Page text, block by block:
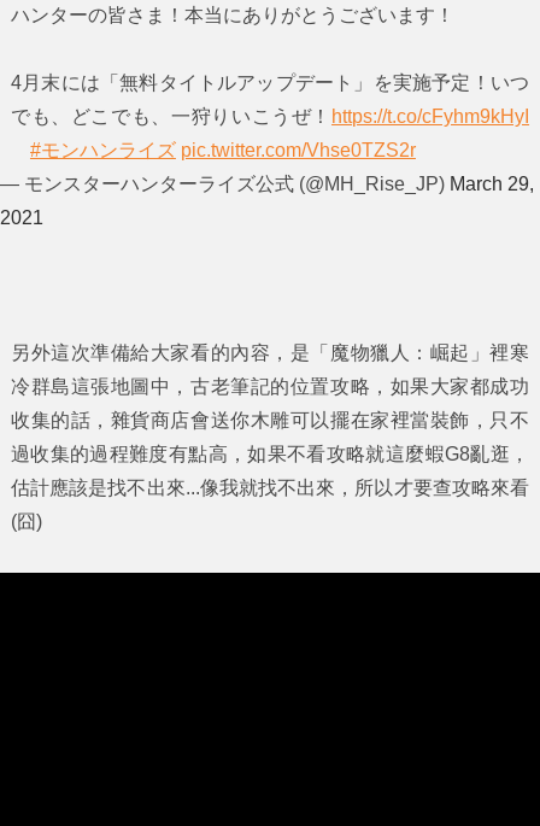
ハンターの皆さま！本当にありがとうございます！
4月末には「無料タイトルアップデート」を実施予定！いつ
でも、どこでも、一狩りいこうぜ！ https://t.co/cFyhm9kHyI
#モンハンライズ pic.twitter.com/Vhse0TZS2r
— モンスターハンターライズ公式 (@MH_Rise_JP) March 29,
2021
另外這次準備給大家看的內容，是「魔物獵人：崛起」裡寒
冷群島這張地圖中，古老筆記的位置攻略，如果大家都成功
收集的話，雜貨商店會送你木雕可以擺在家裡當裝飾，只不
過收集的過程難度有點高，如果不看攻略就這麼蝦G8亂逛，
估計應該是找不出來...像我就找不出來，所以才要查攻略來看
(囧)